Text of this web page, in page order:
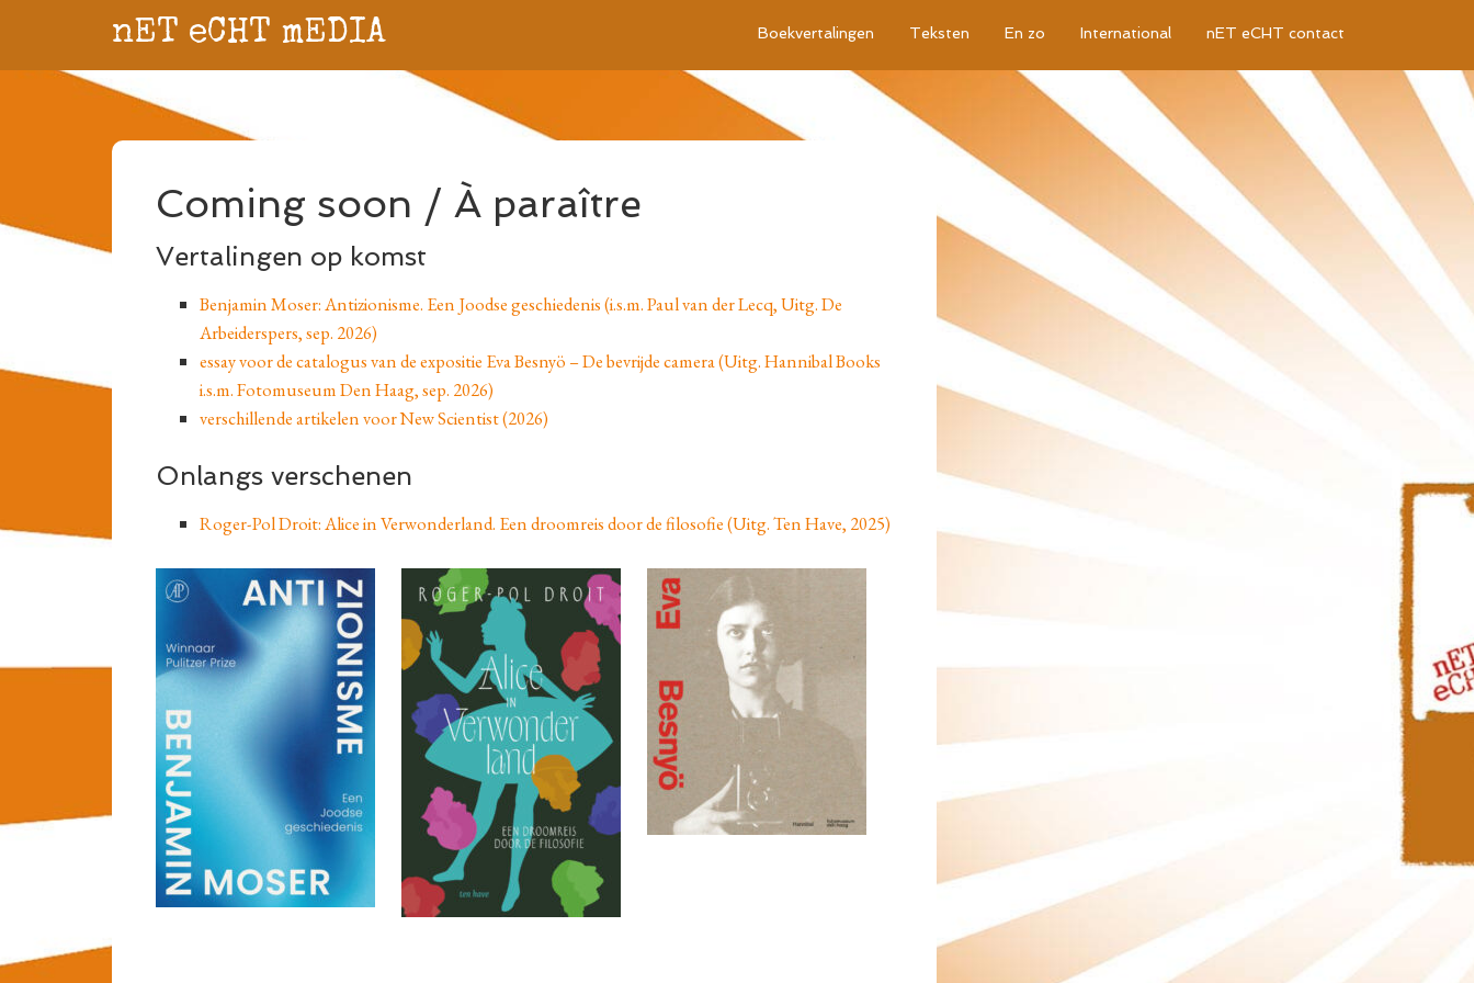
nET eCHT mEDIA Boekvertalingen Teksten En zo International nET eCHT contact
Coming soon / À paraître
Vertalingen op komst
Benjamin Moser: Antizionisme. Een Joodse geschiedenis (i.s.m. Paul van der Lecq, Uitg. De
Arbeiderspers, sep. 2026)
essay voor de catalogus van de expositie Eva Besnyö – De bevrijde camera (Uitg. Hannibal Books
i.s.m. Fotomuseum Den Haag, sep. 2026)
verschillende artikelen voor New Scientist (2026)
Onlangs verschenen
Roger-Pol Droit: Alice in Verwonderland. Een droomreis door de filosofie (Uitg. Ten Have, 2025)